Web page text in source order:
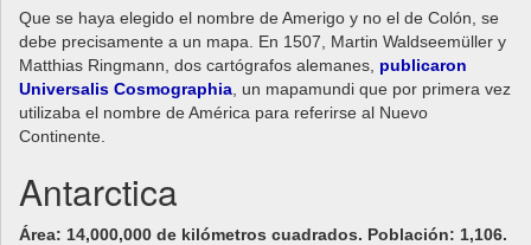
Que se haya elegido el nombre de Amerigo y no el de Colón, se
debe precisamente a un mapa. En 1507, Martin Waldseemüller y
Matthias Ringmann, dos cartógrafos alemanes, publicaron
Universalis Cosmographia , un mapamundi que por primera vez
utilizaba el nombre de América para referirse al Nuevo
Continente.
Antarctica
Área: 14,000,000 de kilómetros cuadrados. Población: 1,106.